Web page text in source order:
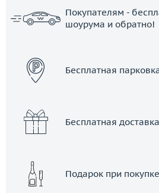
Покупателям -
шоурума и обратно!
Бесплатная
Бесплатная
Подарок при покупке